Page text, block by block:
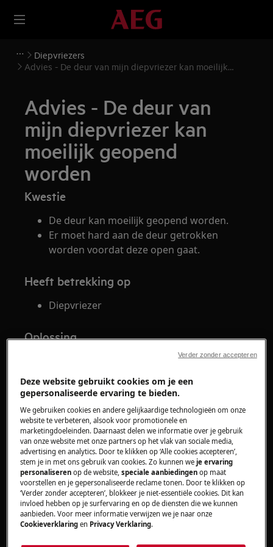
Diepvriezers
Advies - De deur van mijn diepvriezer kan moeilijk
Advies - De deur van
mijn diepvriezer kan
moeilijk geopend
worden
Kwestie
De deur kan moeilijk geopend worden.
Er moet hard aan de deur getrokken
worden voordat deze open gaat.
Heeft betrekking op
Diepvriezer
Oplossing
Druk met je vinger in de binnenkant van
een hoek van het deurrubber om het
vacuüm te doorbreken, waardoor het
makkelijker wordt om de deur te openen
kort nadat deze dicht gedaan is.
Wacht ongeveer een minuut met het
opnieuw openen van de deur als deze net
gesloten werd.
Vermijd om de deur dicht te slaan of snel
te sluiten.
Deze website gebruikt cookies om je een
gepersonaliseerde ervaring te bieden.
We gebruiken cookies en andere gelijkaardige technologieën om onze
website te verbeteren, alsook voor promotionele en
marketingdoeleinden. Daarnaast delen we informatie over je gebruik
van onze website met onze partners op het vlak van sociale media,
advertising en analytics. Door te klikken op ‘Alle cookies accepteren’,
stem je in met ons gebruik van cookies. Zo kunnen weje ervaring
personaliseren op de website,speciale aanbiedingen op maat
voorstellen en je gepersonaliseerde reclame tonen. Door te klikken op
‘Verder zonder accepteren’, blokkeer je niet-essentiële cookies. Dit kan
invloed hebben op je surfervaring en op de diensten die we kunnen
aanbieden. Voor meer informatie verwijzen we je naar onze
Cookieverklaring en Privacy Verklaring.
Verder zonder accepteren